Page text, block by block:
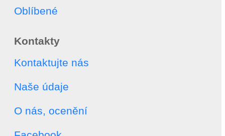
Oblíbené
Kontakty
Kontaktujte nás
Naše údaje
O nás, ocenění